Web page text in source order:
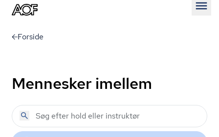
Forside
Mennesker imellem